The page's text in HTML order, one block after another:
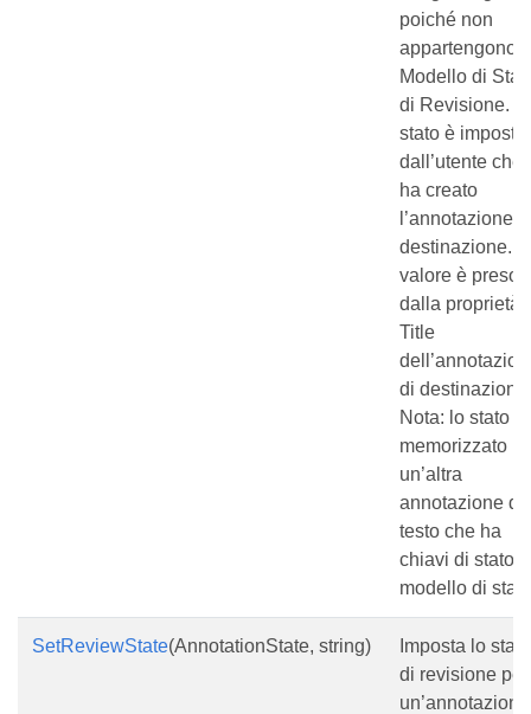
poiché non
appartengono
Modello di
di Revisione.
stato è
dall’utente che
ha creato
l’annotazione
destinazione. Il
valore è preso
dalla proprietà
Title
di destinazione.
Nota: lo stato è
memorizzato in
un’altra
annotazione di
testo che ha
chiavi di stato e
modello di
SetReviewState(AnnotationState, string)
Imposta lo stato
di revisione per